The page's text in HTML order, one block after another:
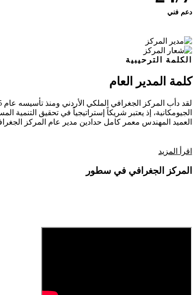
دعم فني
الكلمة الترحيبية
كلمة المدير العام
الجيومكانية، إذ يعتبر شريكاً إستراتيجياً في تحقيق التنمية
العميد المهندس معمر كامل حدادين مدير عام المركز
اقرأ المزيد
المركز الجغرافي في سطور